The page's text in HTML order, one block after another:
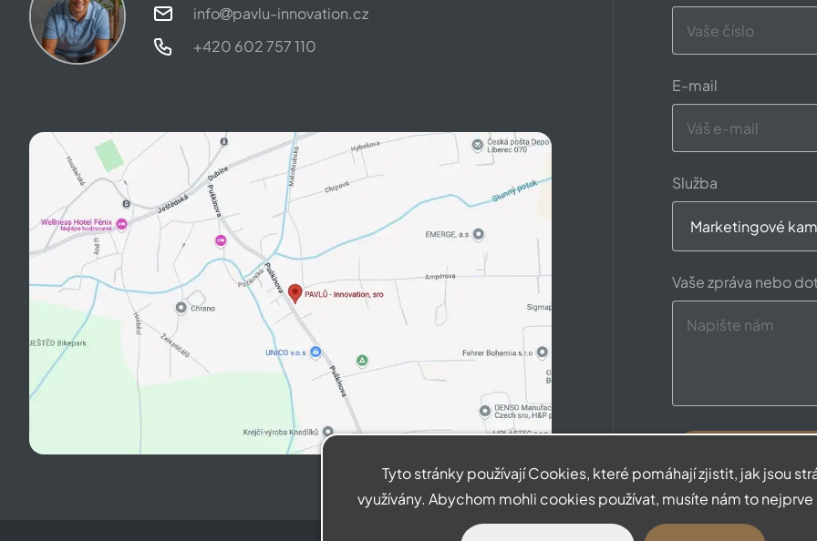
Tyto stránky používají Cookies, které pomáhají zjistit, jak jsou
využívány. Abychom mohli cookies používat, musíte nám to
info
pavlu-innovation.cz
+420 602 757 110
E-mail
Služba
Vaše zpráva nebo